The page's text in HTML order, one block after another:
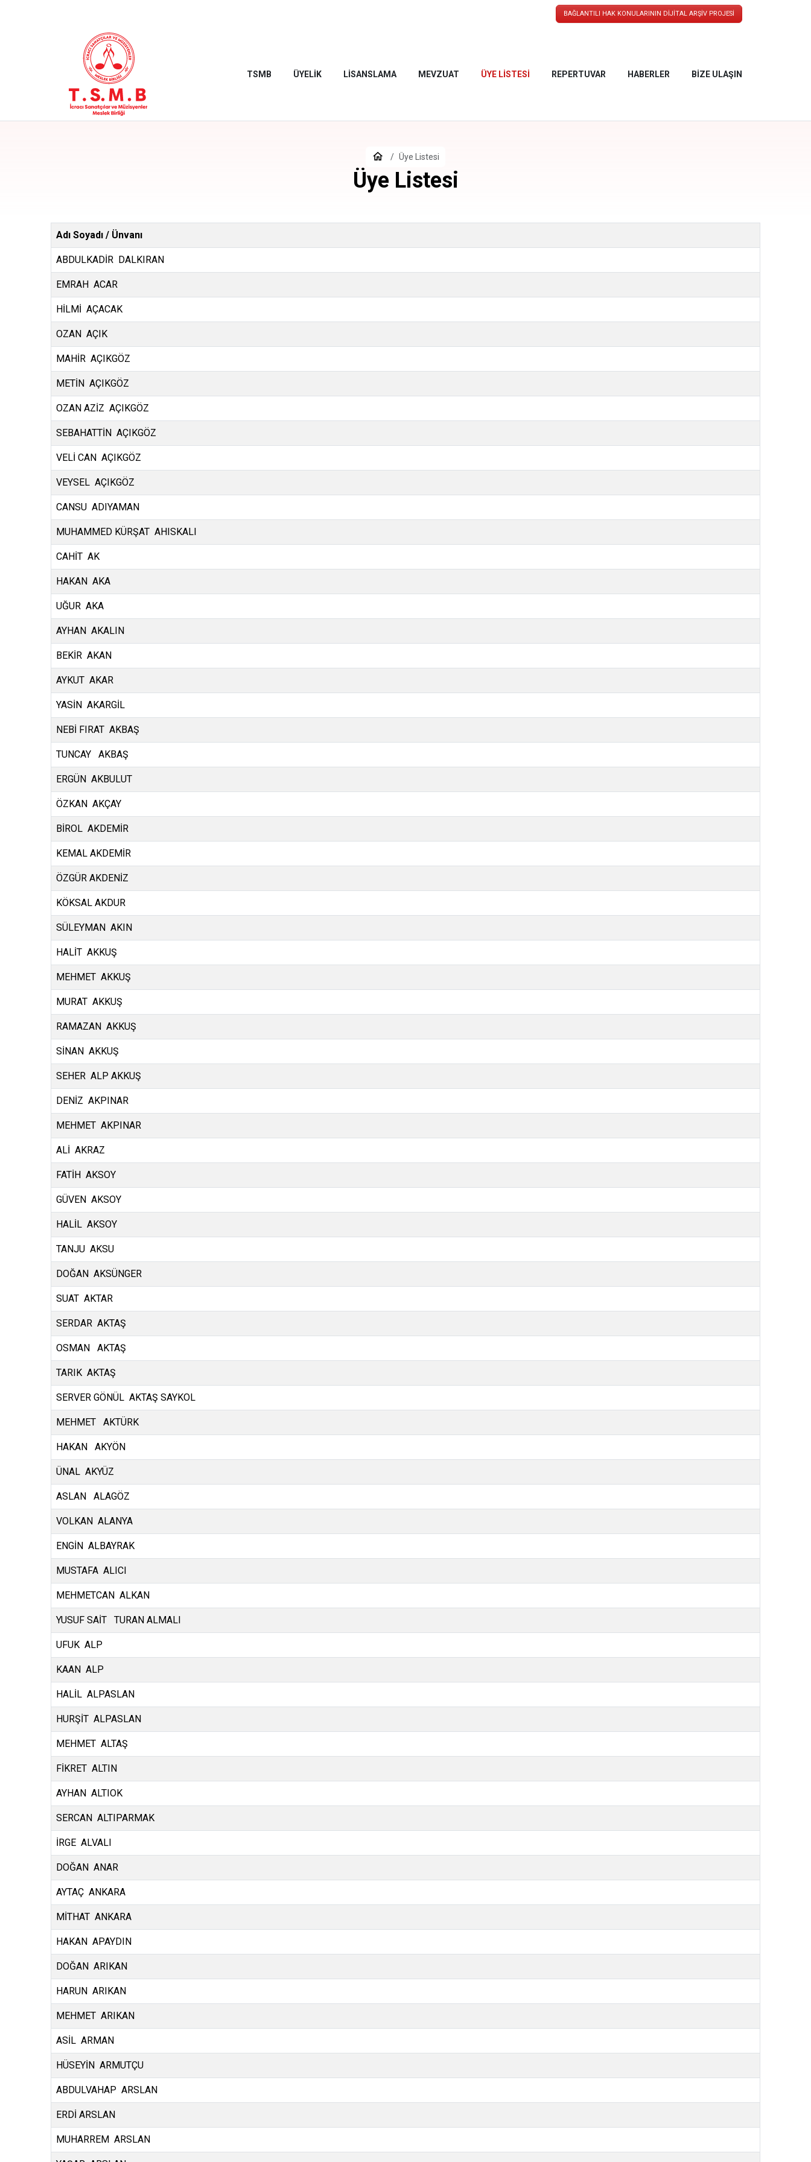
BAĞLANTILI HAK KONULARININ DİJİTAL ARŞİV PROJESİ
TSMB ÜYELIK LISANSLAMA MEVZUAT ÜYE LISTESI REPERTUVAR HABERLER BIZE ULAŞIN
Üye Listesi
Üye Listesi
Adı Soyadı / Ünvanı
ABDULKADİR DALKIRAN
EMRAH ACAR
HİLMİ AÇACAK
OZAN AÇIK
MAHİR AÇIKGÖZ
METİN AÇIKGÖZ
OZAN AZİZ AÇIKGÖZ
SEBAHATTİN AÇIKGÖZ
VELİ CAN AÇIKGÖZ
VEYSEL AÇIKGÖZ
CANSU ADIYAMAN
MUHAMMED KÜRŞAT AHISKALI
CAHİT AK
HAKAN AKA
UĞUR AKA
AYHAN AKALIN
BEKİR AKAN
AYKUT AKAR
YASİN AKARGİL
NEBİ FIRAT AKBAŞ
TUNCAY AKBAŞ
ERGÜN AKBULUT
ÖZKAN AKÇAY
BİROL AKDEMİR
KEMAL AKDEMİR
ÖZGÜR AKDENİZ
KÖKSAL AKDUR
SÜLEYMAN AKIN
HALİT AKKUŞ
MEHMET AKKUŞ
MURAT AKKUŞ
RAMAZAN AKKUŞ
SİNAN AKKUŞ
SEHER ALP AKKUŞ
DENİZ AKPINAR
MEHMET AKPINAR
ALİ AKRAZ
FATİH AKSOY
GÜVEN AKSOY
HALİL AKSOY
TANJU AKSU
DOĞAN AKSÜNGER
SUAT AKTAR
SERDAR AKTAŞ
OSMAN AKTAŞ
TARIK AKTAŞ
SERVER GÖNÜL AKTAŞ SAYKOL
MEHMET AKTÜRK
HAKAN AKYÖN
ÜNAL AKYÜZ
ASLAN ALAGÖZ
VOLKAN ALANYA
ENGİN ALBAYRAK
MUSTAFA ALICI
MEHMETCAN ALKAN
YUSUF SAİT TURAN ALMALI
UFUK ALP
KAAN ALP
HALİL ALPASLAN
HURŞİT ALPASLAN
MEHMET ALTAŞ
FİKRET ALTIN
AYHAN ALTIOK
SERCAN ALTIPARMAK
İRGE ALVALI
DOĞAN ANAR
AYTAÇ ANKARA
MİTHAT ANKARA
HAKAN APAYDIN
DOĞAN ARIKAN
HARUN ARIKAN
MEHMET ARIKAN
ASİL ARMAN
HÜSEYİN ARMUTÇU
ABDULVAHAP ARSLAN
ERDİ ARSLAN
MUHARREM ARSLAN